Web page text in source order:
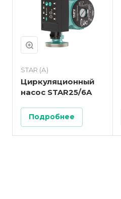
STAR (А)
Циркуляционный
насос STAR25/6A
Подробнее